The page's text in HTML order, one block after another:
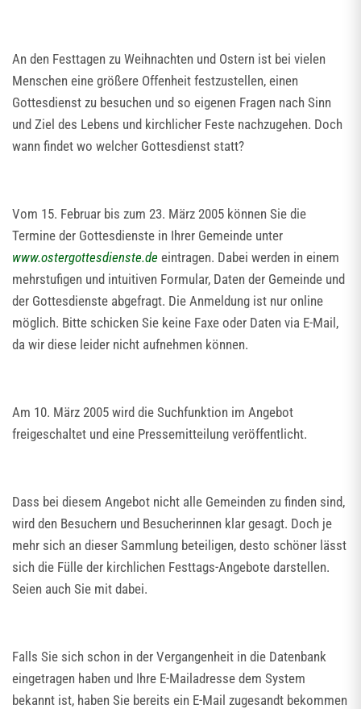
An den Festtagen zu Weihnachten und Ostern ist bei vielen
Menschen eine größere Offenheit festzustellen, einen
Gottesdienst zu besuchen und so eigenen Fragen nach Sinn
und Ziel des Lebens und kirchlicher Feste nachzugehen. Doch
wann findet wo welcher Gottesdienst statt?
Vom 15. Februar bis zum 23. März 2005 können Sie die
Termine der Gottesdienste in Ihrer Gemeinde unter
www.ostergottesdienste.de eintragen. Dabei werden in einem
mehrstufigen und intuitiven Formular, Daten der Gemeinde und
der Gottesdienste abgefragt. Die Anmeldung ist nur online
möglich. Bitte schicken Sie keine Faxe oder Daten via E-Mail,
da wir diese leider nicht aufnehmen können.
Am 10. März 2005 wird die Suchfunktion im Angebot
freigeschaltet und eine Pressemitteilung veröffentlicht.
Dass bei diesem Angebot nicht alle Gemeinden zu finden sind,
wird den Besuchern und Besucherinnen klar gesagt. Doch je
mehr sich an dieser Sammlung beteiligen, desto schöner lässt
sich die Fülle der kirchlichen Festtags-Angebote darstellen.
Seien auch Sie mit dabei.
Falls Sie sich schon in der Vergangenheit in die Datenbank
eingetragen haben und Ihre E-Mailadresse dem System
bekannt ist, haben Sie bereits ein E-Mail zugesandt bekommen